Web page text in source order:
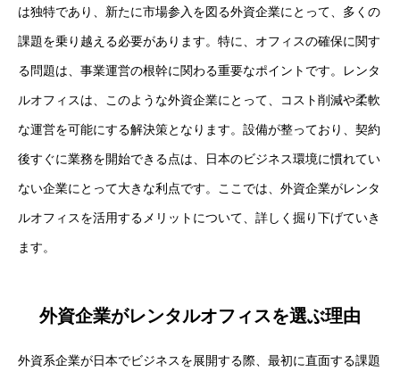
は独特であり、新たに市場参入を図る外資企業にとって、多くの
課題を乗り越える必要があります。特に、オフィスの確保に関す
る問題は、事業運営の根幹に関わる重要なポイントです。レンタ
ルオフィスは、このような外資企業にとって、コスト削減や柔軟
な運営を可能にする解決策となります。設備が整っており、契約
後すぐに業務を開始できる点は、日本のビジネス環境に慣れてい
ない企業にとって大きな利点です。ここでは、外資企業がレンタ
ルオフィスを活用するメリットについて、詳しく掘り下げていき
ます。
外資企業がレンタルオフィスを選ぶ理由
外資系企業が日本でビジネスを展開する際、最初に直面する課題